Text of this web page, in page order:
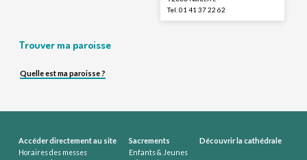
Tel. 01 41 37 22 62
Trouver ma paroisse
Quelle est ma paroisse ?
Accéder directement au site
Horaires des messes
Sacrements
Enfants & Jeunes
Découvrir la cathédrale